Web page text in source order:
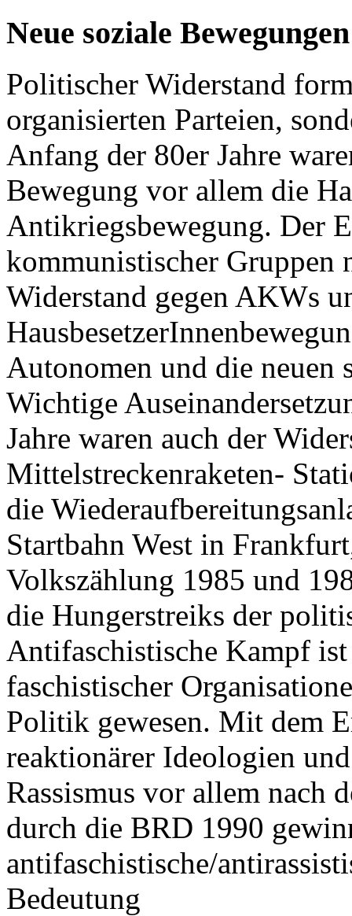
Neue soziale Bewegungen
Politischer Widerstand
organisierten Parteien,
Anfang der 80er Jahre
Bewegung vor allem die
Antikriegsbewegung. Der
kommunistischer Gruppen
Widerstand gegen AKWs
Autonomen und die neuen
Wichtige
Jahre waren auch der
Mittelstreckenraketen-
die
Startbahn West in
Volkszählung 1985 und
die Hungerstreiks der
Antifaschistische Kampf
faschistischer
Politik gewesen. Mit dem
reaktionärer Ideologien
Rassismus vor allem nach
durch die BRD 1990
antifaschistische/
Bedeutung